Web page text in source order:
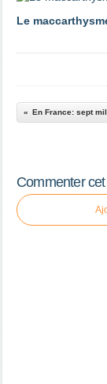
Le
En France: sept
Commenter